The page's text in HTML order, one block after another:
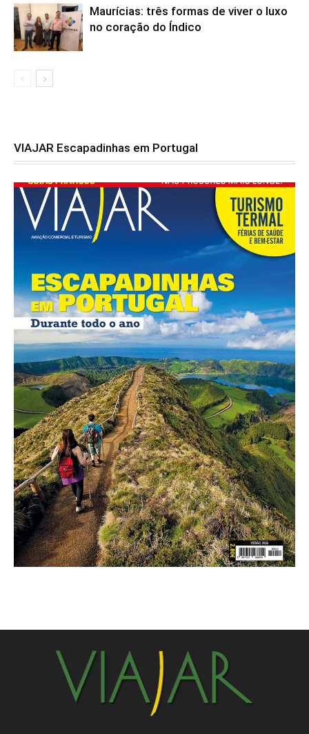
Maurícias: três formas de viver o luxo
no coração do Índico
VIAJAR Escapadinhas em Portugal